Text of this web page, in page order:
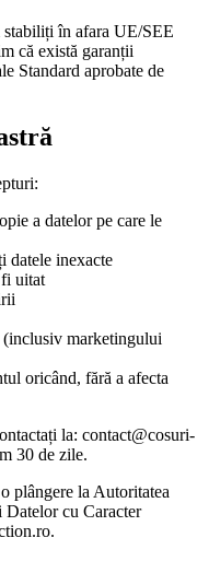
în afara UE/SEE
că există garanții
Standard aprobate de
a datelor pe care le
datele inexacte
uitat
marketingului
oricând, fără a afecta
la: contact@cosuri-
30 de zile.
plângere la Autoritatea
Datelor cu Caracter